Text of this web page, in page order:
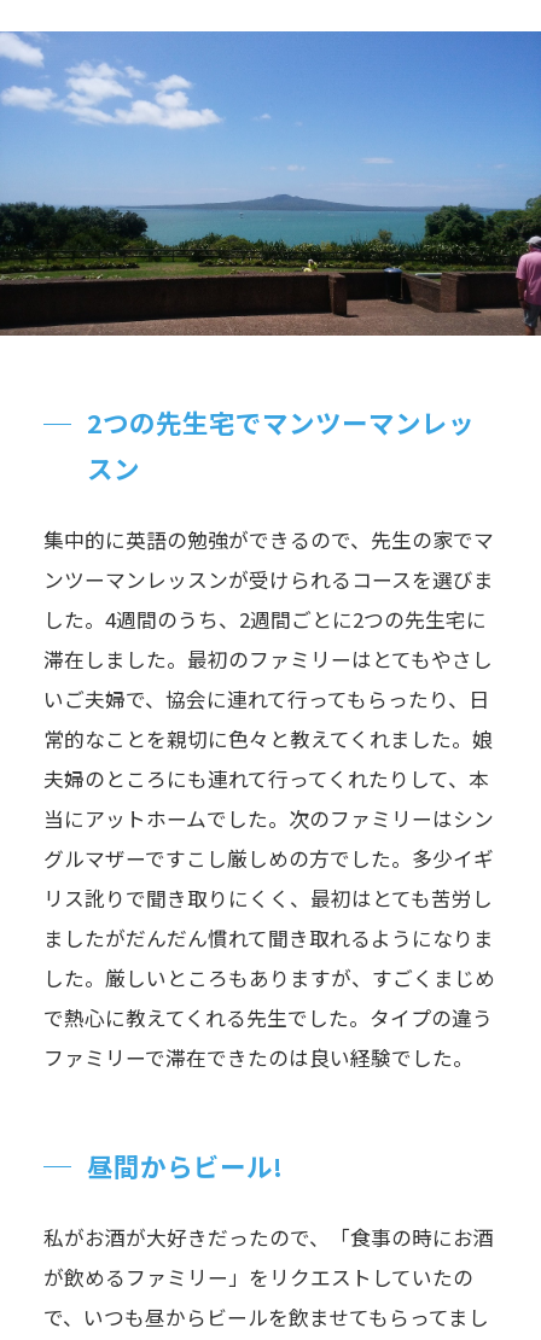
2つの先生宅でマンツーマンレッ
スン
集中的に英語の勉強ができるので、先生の家でマ
ンツーマンレッスンが受けられるコースを選びま
した。4週間のうち、2週間ごとに2つの先生宅に
滞在しました。最初のファミリーはとてもやさし
いご夫婦で、協会に連れて行ってもらったり、日
常的なことを親切に色々と教えてくれました。娘
夫婦のところにも連れて行ってくれたりして、本
当にアットホームでした。次のファミリーはシン
グルマザーですこし厳しめの方でした。多少イギ
リス訛りで聞き取りにくく、最初はとても苦労し
ましたがだんだん慣れて聞き取れるようになりま
した。厳しいところもありますが、すごくまじめ
で熱心に教えてくれる先生でした。タイプの違う
ファミリーで滞在できたのは良い経験でした。
昼間からビール!
私がお酒が大好きだったので、「食事の時にお酒
が飲めるファミリー」をリクエストしていたの
で、いつも昼からビールを飲ませてもらってまし